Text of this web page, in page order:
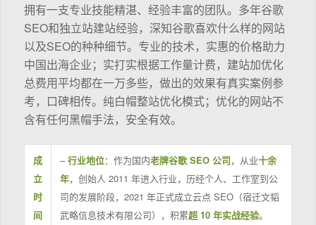
拥有一支专业技能精湛、经验丰富的团队。多年谷歌
SEO和独立站建站经验，深知谷歌喜欢什么样的网站
以及SEO的种种细节。专业的技术，实惠的价格助力
中国出海企业；实打实根据工作量计费，建站加优化
总费用平均都在一万多些，做出的效果有真实案例参
考，口碑相传。纯白帽整站优化模式；优化的网站不
含有任何黑帽手法，安全有效。
成
立
时
间
–行业地位：作为国内老牌谷歌 SEO 公司，从业十余
年，创始人 2011 年进入行业，历经个人、工作室到公
司的发展阶段，2021 年正式成立云点 SEO（宿迁文韬
武略信息技术有限公司），积累超 10 年实战经验。